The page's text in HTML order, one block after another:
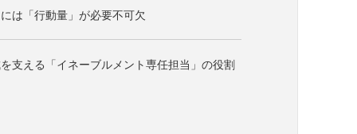
は「行動量」が必要不可欠
支える「イネーブルメント専任担当」の役割